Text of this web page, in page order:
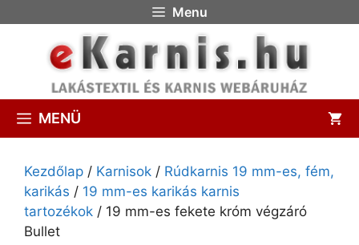
Menu
MENÜ
Kezdőlap / Karnisok / Rúdkarnis 19 mm-es, fém,
karikás / 19 mm-es karikás karnis
tartozékok / 19 mm-es fekete króm végzáró
Bullet